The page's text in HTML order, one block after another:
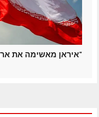
איראן מאשימה את ארה"ב ב"פיראטיות"